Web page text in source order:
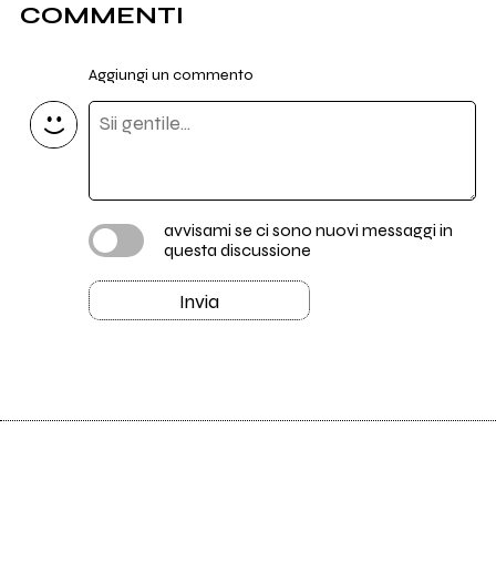
COMMENTI
Aggiungi un commento
avvisami se ci sono nuovi messaggi in
questa discussione
Invia